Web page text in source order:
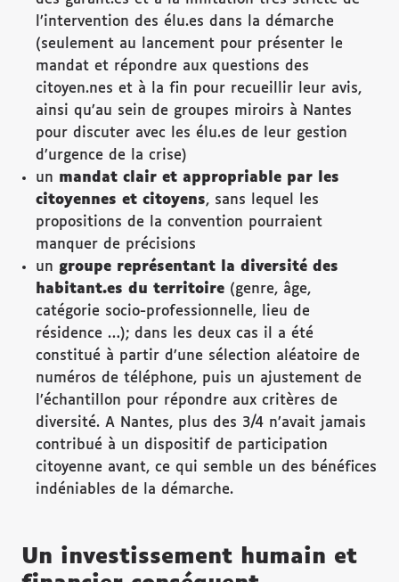
l’intervention des élu.es dans la démarche
(seulement au lancement pour présenter le
mandat et répondre aux questions des
citoyen.nes et à la fin pour recueillir leur avis,
ainsi qu’au sein de groupes miroirs à Nantes
pour discuter avec les élu.es de leur gestion
d’urgence de la crise)
un mandat clair et appropriable par les
citoyennes et citoyens, sans lequel les
propositions de la convention pourraient
manquer de précisions
un groupe représentant la diversité des
habitant.es du territoire (genre, âge,
catégorie socio-professionnelle, lieu de
résidence …); dans les deux cas il a été
constitué à partir d’une sélection aléatoire de
numéros de téléphone, puis un ajustement de
l’échantillon pour répondre aux critères de
diversité. A Nantes, plus des 3/4 n’avait jamais
contribué à un dispositif de participation
citoyenne avant, ce qui semble un des bénéfices
indéniables de la démarche.
Un investissement humain et